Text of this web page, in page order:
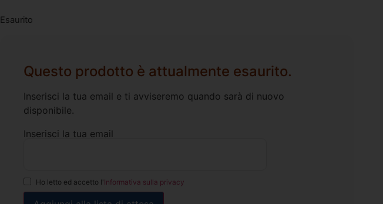
Esaurito
Questo prodotto è attualmente esaurito.
Inserisci la tua email e ti avviseremo quando sarà di nuovo
disponibile.
Inserisci la tua email
Ho letto ed accetto l'Informativa sulla privacy